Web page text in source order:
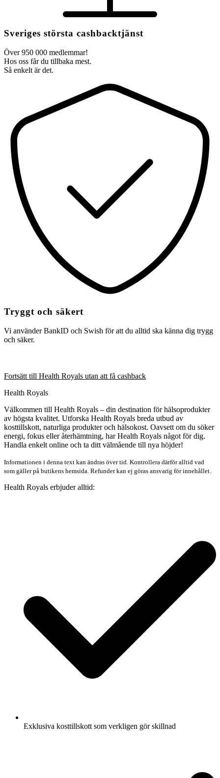
Sveriges största cashbacktjänst
Över 950 000 medlemmar!
Hos oss får du tillbaka mest.
Så enkelt är det.
Tryggt och säkert
Vi använder BankID och Swish för att du alltid ska känna dig trygg
och säker.
Fortsätt till Health Royals utan att få cashback
Health Royals
Välkommen till Health Royals – din destination för hälsoprodukter
av högsta kvalitet. Utforska Health Royals breda utbud av
kosttillskott, naturliga produkter och hälsokost. Oavsett om du söker
energi, fokus eller återhämtning, har Health Royals något för dig.
Handla enkelt online och ta ditt välmående till nya höjder!
Informationen i denna text kan ändras över tid. Kontrollera därför alltid vad
som gäller på butikens hemsida. Refunder kan ej göras ansvarig för innehållet.
Health Royals erbjuder alltid:
Exklusiva kosttillskott som verkligen gör skillnad